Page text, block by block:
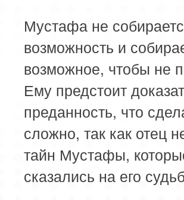
Мустафа не
возможность и
возможное, чтобы не
Ему предстоит
преданность, что
сложно, так как отец
тайн Мустафы,
сказались на его